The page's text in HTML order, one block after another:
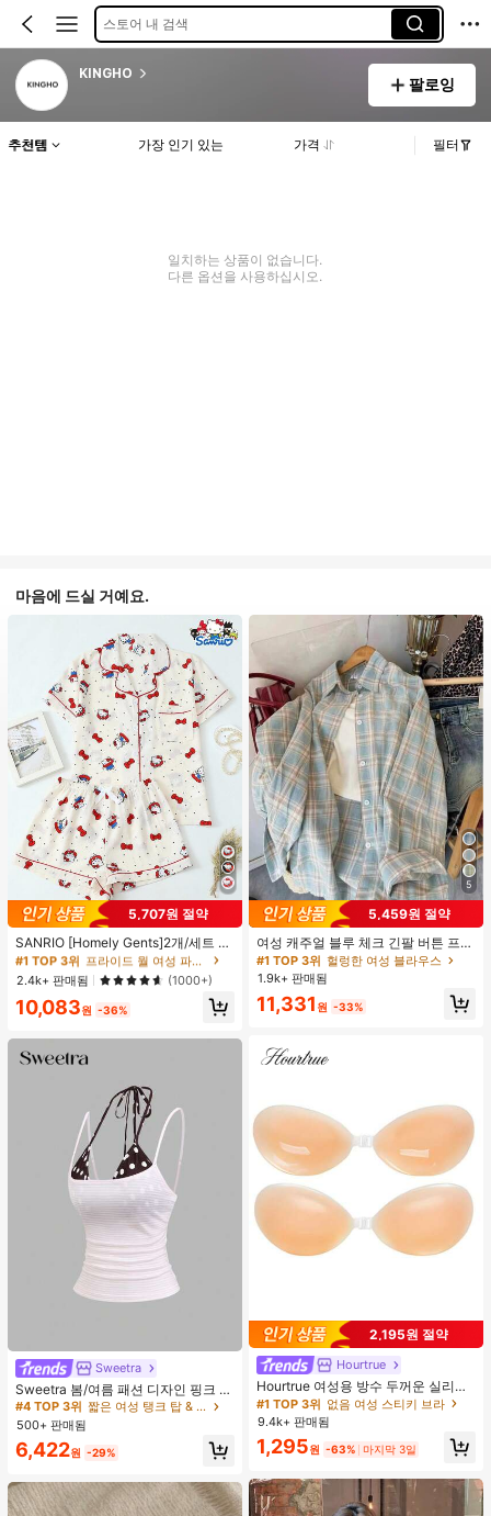
스토어 내 검색
KINGHO
팔로잉
추천템 가장 인기 있는 가격 필터
일치하는 상품이 없습니다.
다른 옵션을 사용하십시오.
마음에 드실 거예요.
5,707원 절약
SANRIO [Homely Gents]2개/세트 여
성 프린트 라펠 반팔 버튼 포켓 상의
및 보우 반바지 잠옷 세트, 캐주얼 홈
웨어, 봄/여름에 적합
#1 TOP 3위
프라이드 월 여성 파자마 세트
높은 재방문 고객
거의 매진!
#1 TOP 3위
프라이드 월 여성 파자마 세트
높은 재방문 고객
거의 매진!
#1 TOP 3위
프라이드 월 여성 파자마 세트
높은 재방문 고객
거의 매진!
#1 TOP 3위
프라이드 월 여성 파자마 세트
높은 재방문 고객
2.4k+ 판매됨 (1000+)
10,083원 -36%
Sweetra
Sweetra 봄/여름 패션 디자인 핑크 스
트라이프 브라운 폴카 도트 스파게티
스트랩 2 In 1 스위트 걸리시 비치 로
맨틱 휴가 스타일 여성용 캐미 탱크 탑
#4 TOP 3위
거의 매진!
#4 TOP 3위
짧은 여성 탱크 탑 & 카미스
거의 매진!
#4 TOP 3위
짧은 여성 탱크 탑 & 카미스
거의 매진!
#4 TOP 3위
500+ 판매됨
6,422원 -29%
5
5,459원 절약
여성 캐주얼 블루 체크 긴팔 버튼 프론
트 폴리에스터 셔츠, 레귤러 핏, 봄 의
류, 편안한 스타일
#1 TOP 3위 헐렁한 여성 블라우스
1.9k+ 판매됨
11,331 원 -33%
2,195원 절약
Hourtrue
Hourtrue 여성용 방수 두꺼운 실리콘
가슴 페탈, 작은 가슴 리프트업 & 푸시
인용, 웨딩 촬영 및 들러리용
#1 TOP 3위 없음 여성 스티키 브라
9.4k+ 판매됨
1,295원 -63% 마지막 3일